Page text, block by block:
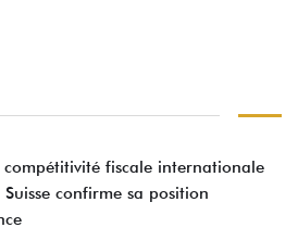
compétitivité fiscale internationale
confirme sa position